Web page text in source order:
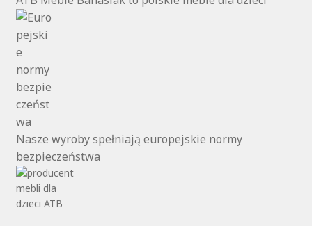
Nasze wyroby spełniają europejskie normy
bezpieczeństwa